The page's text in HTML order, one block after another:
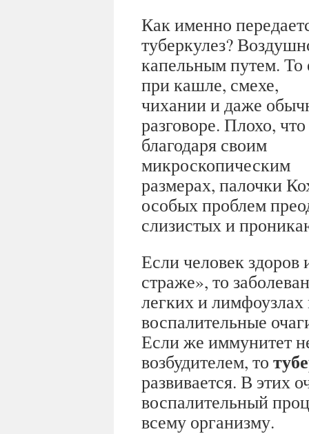
Как именно
туберкулез?
капельным путем. То
при кашле, смехе,
чихании и даже
разговоре. Плохо, что
благодаря своим
микроскопическим
размерах, палочки
особых проблем
слизистых и
Если человек
страже», то
легких и
воспалительные
Если же иммунитет
возбудителем, то
развивается. В этих
воспалительный
всему организму.